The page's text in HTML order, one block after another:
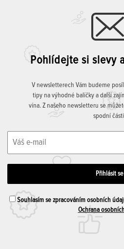
Pohlídejte si slevy
V newsletterech Vám budeme
tipy na výhodné balíčky a další
vína. Z našeho newsletteru se
spodní
Souhlasím se zpracováním osobních
Ochrana